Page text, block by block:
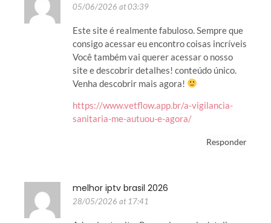
05/06/2026 at 03:39
Este site é realmente fabuloso. Sempre que
consigo acessar eu encontro coisas incríveis
Você também vai querer acessar o nosso
site e descobrir detalhes! conteúdo único.
Venha descobrir mais agora!
https://www.vetflow.app.br/a-vigilancia-
sanitaria-me-autuou-e-agora/
Responder
melhor iptv brasil 2026
28/05/2026 at 17:41